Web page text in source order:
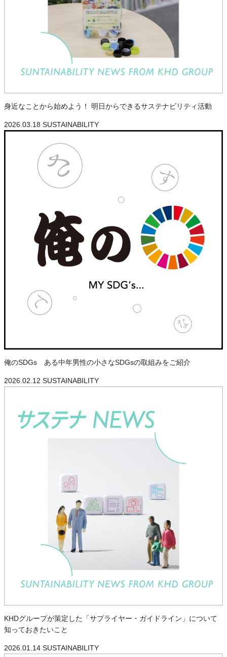
身近なことから始めよう！ 明日からできるサステナビリティ活動
2026.03.18 SUSTAINABILITY
俺のSDGs ある中年男性の小さなSDGsの取組みをご紹介
2026.02.12 SUSTAINABILITY
KHDグループが策定した「サプライヤー・ガイドライン」について
知っておきたいこと
2026.01.14 SUSTAINABILITY